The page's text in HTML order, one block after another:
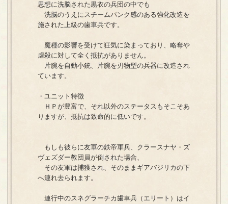
思想に洗脳された黒衣の兵団の中でも
洗脳のうえにスチームパンク感のある強化改造を
施された上級の歯車兵です。
魔種の影響を受けて狂気に染まっており、略奪や
虐殺に対して全く抵抗がありません。
片腕を自動小銃、片腕を刃物型の兵器に改造され
ています。
・ユニット特徴
ＨＰが豊富で、それ以外のステータスもそこそあ
りますが、抵抗は致命的に低いです。
もしも彼らに友軍の鉄帝軍兵、クラースナヤ・ズ
ヴェズダー教団員が倒された場合、
その友軍は捕獲され、そのままギアバジリカの下
へ連れ去られます。
連行中のスネグラーチカ歯車兵（エリート）はイ